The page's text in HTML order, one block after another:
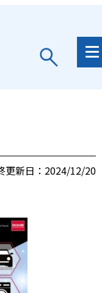
更新日：2024/12/20